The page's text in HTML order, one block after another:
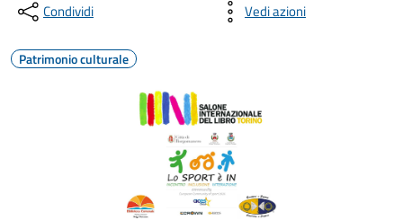
Condividi Vedi azioni
Patrimonio culturale